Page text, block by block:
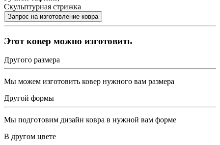
Скульптурная стрижка
Этот ковер можно изготовить
Другого размера
Мы можем изготовить ковер нужного вам размера
Другой формы
Мы подготовим дизайн ковра в нужной вам форме
В другом цвете